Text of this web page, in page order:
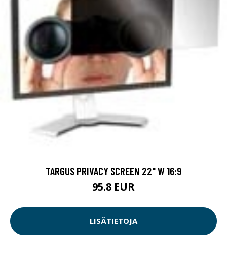
TARGUS PRIVACY SCREEN 22" W 16:9
95.8 EUR
LISÄTIETOJA